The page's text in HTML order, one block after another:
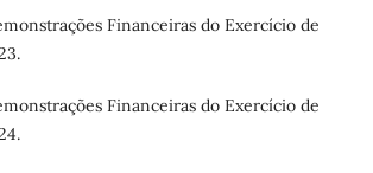
Financeiras do Exercício de
Financeiras do Exercício de